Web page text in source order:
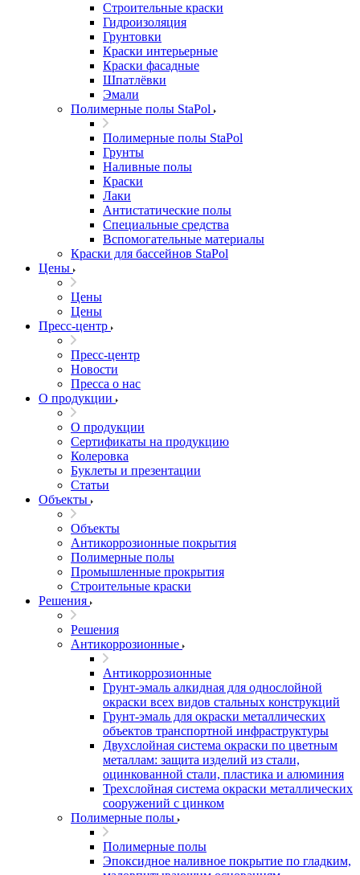
Строительные краски
Гидроизоляция
Грунтовки
Краски интерьерные
Краски фасадные
Шпатлёвки
Эмали
Полимерные полы StaPol
Полимерные полы StaPol
Грунты
Наливные полы
Краски
Лаки
Антистатические полы
Специальные средства
Вспомогательные материалы
Краски для бассейнов StaPol
Цены
Цены
Цены
Пресс-центр
Пресс-центр
Новости
Пресса о нас
О продукции
О продукции
Сертификаты на продукцию
Колеровка
Буклеты и презентации
Статьи
Объекты
Объекты
Антикоррозионные покрытия
Полимерные полы
Промышленные прокрытия
Строительные краски
Решения
Решения
Антикоррозионные
Антикоррозионные
Грунт-эмаль алкидная для однослойной
окраски всех видов стальных конструкций
Грунт-эмаль для окраски металлических
объектов транспортной инфраструктуры
Двухслойная система окраски по цветным
металлам: защита изделий из стали,
оцинкованной стали, пластика и алюминия
Трехслойная система окраски металлических
сооружений с цинком
Полимерные полы
Полимерные полы
Эпоксидное наливное покрытие по гладким,